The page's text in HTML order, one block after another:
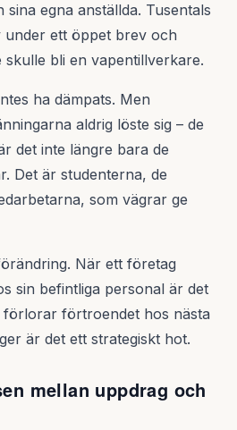
egna anställda. Tusentals
under ett öppet brev och
skulle bli en vapentillverkare.
ha dämpats. Men
aldrig löste sig – de
det inte längre bara de
Det är studenterna, de
som vägrar ge
När ett företag
sin befintliga personal är det
förtroendet hos nästa
är det ett strategiskt hot.
mellan uppdrag och